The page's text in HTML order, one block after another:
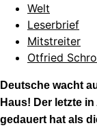
Welt
Leserbrief
Mitstreiter
Otfried
Deutsche wacht
Haus! Der letzte
gedauert hat als